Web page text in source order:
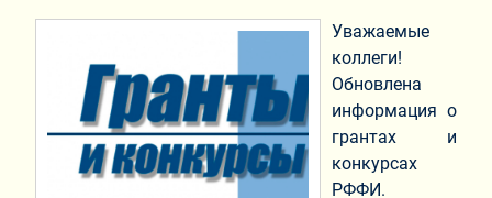
Уважаемые
коллеги!
Обновлена
информация о
грантах и
конкурсах
РФФИ.